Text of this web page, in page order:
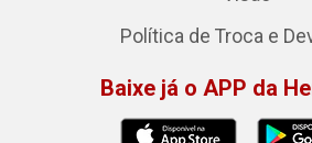
Política de Troca e
Baixe já o APP da